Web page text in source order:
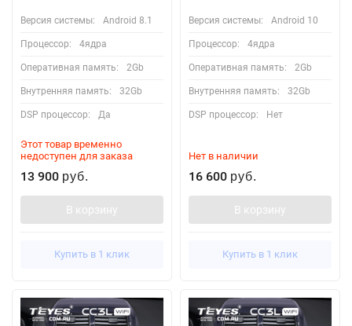
Версия системы: Android 8.1
Процессор: 4ядра
Оперативная память: 2Gb
Внутренняя память: 32Gb
DSP процессор: Да
Этот товар временно
недоступен для заказа
13 900 руб.
В корзину
Купить в 1 клик
Версия системы: Android 10
Процессор: 4ядра
Оперативная память: 2Gb
Внутренняя память: 32Gb
DSP процессор: Нет
Нет в наличии
16 600 руб.
В корзину
Купить в 1 клик